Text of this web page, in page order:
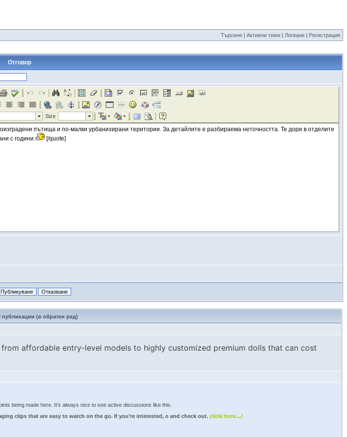
Търсене | Активни теми | Логване | Регистрация
Отговор